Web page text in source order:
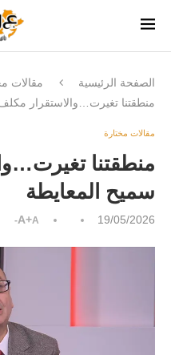
الصفحة الرئيسية
مقالات
منطقتنا تغيرت…والاستقرار
مقالات مختارة
منطقتنا
سميح المعايطة
19/05/2026
A+A-